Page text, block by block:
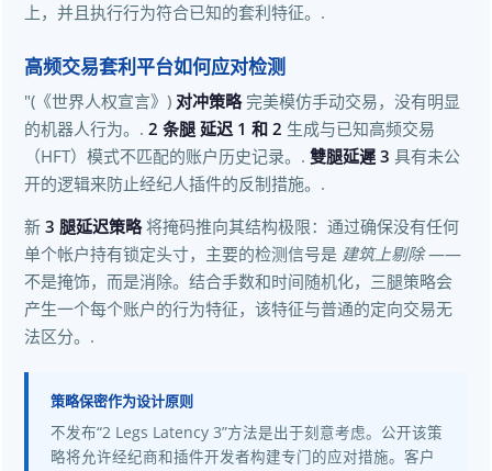
上，并且执行行为符合已知的套利特征。.
高频交易套利平台如何应对检测
"(《世界人权宣言》) 对冲策略完美模仿手动交易，没有明显
的机器人行为。. 2 条腿 延迟 1 和 2 生成与已知高频交易
（HFT）模式不匹配的账户历史记录。. 雙腿延遲 3 具有未公
开的逻辑来防止经纪人插件的反制措施。.
新 3 腿延迟策略将掩码推向其结构极限：通过确保没有任何
单个帐户持有锁定头寸，主要的检测信号是 建筑上剔除——
不是掩饰，而是消除。结合手数和时间随机化，三腿策略会
产生一个每个账户的行为特征，该特征与普通的定向交易无
法区分。.
策略保密作为设计原则
不发布“2 Legs Latency 3”方法是出于刻意考虑。公开该策
略将允许经纪商和插件开发者构建专门的应对措施。客户